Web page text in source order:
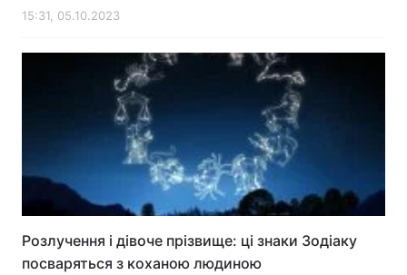
15:31, 05.10.2023
Розлучення і дівоче прізвище: ці знаки Зодіаку
посваряться з коханою людиною